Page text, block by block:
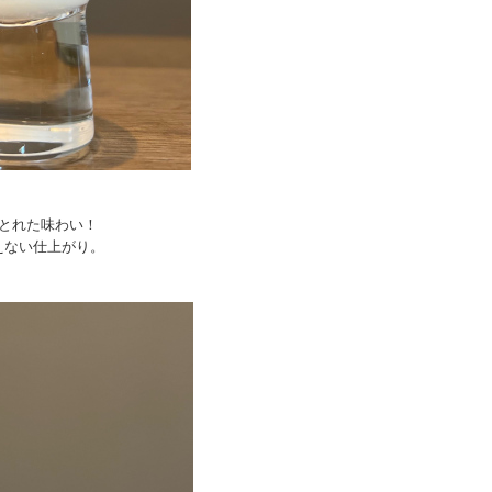
れた味わい！
い仕上がり。